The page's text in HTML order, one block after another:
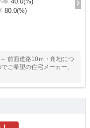
80.0(%)
前面道路10ｍ・角地につ
ご希望の住宅メーカー、